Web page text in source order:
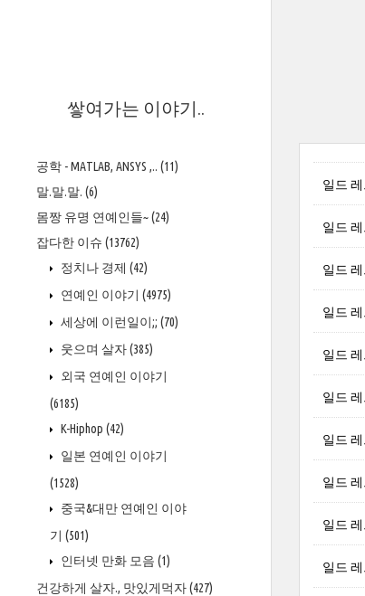
쌓여가는 이야기..
공학 - MATLAB, ANSYS ,.. (11)
말.말.말. (6)
몸짱 유명 연예인들~(24)
잡다한 이슈 (13762)
정치나 경제 (42)
연예인 이야기 (4975)
세상에 이런일이;; (70)
웃으며 살자(385)
외국 연예인 이야기
(6185)
K-Hiphop (42)
일본 연예인 이야기
(1528)
중국&대만 연예인 이야
기 (501)
인터넷 만화 모음 (1)
건강하게 살자., 맛있게먹자(427)
일드
일드 레
일드 레
일드 레
일드 레
일드
일드
일드 레
일드 레
일드 레